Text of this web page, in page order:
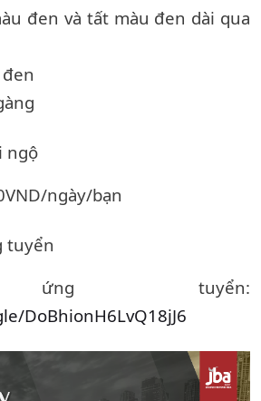
đen và tất màu đen dài qua
ngộ
ngày/bạn
tuyển
tuyển:
DoBhionH6LvQ18jJ6